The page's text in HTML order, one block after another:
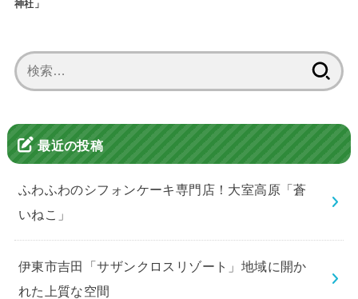
神社」
索:
最近の投稿
ふわふわのシフォンケーキ専門店！大室高原「蒼
いねこ」
伊東市吉田「サザンクロスリゾート」地域に開か
れた上質な空間